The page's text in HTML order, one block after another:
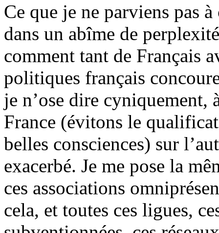
Ce que je ne parviens pas
dans un abîme de
comment tant de Français
politiques français
je n’ose dire cyniquement,
France (évitons le
belles consciences) sur
exacerbé. Je me pose la
ces associations
cela, et toutes ces ligues,